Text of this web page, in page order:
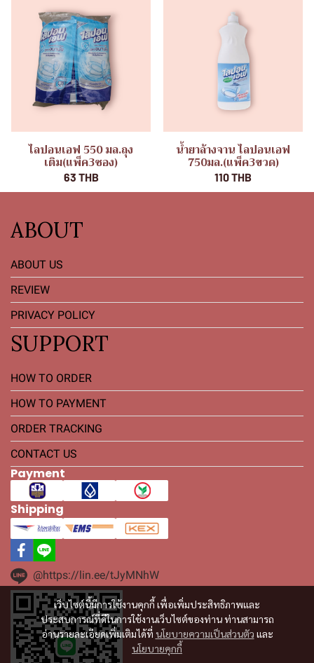
ไลปอนเอฟ 550 มล.ถุง
เติม(แพ็ค3ซอง)
63 THB
น้ำยาล้างจาน ไลปอนเอฟ
750มล.(แพ็ค3ขวด)
110 THB
เว็บไซต์นี้มีการใช้งานคุกกี้ เพื่อเพิ่มประสิทธิภาพและ
ประสบการณ์ที่ดีในการใช้งานเว็บไซต์ของท่าน ท่านสามารถ
อ่านรายละเอียดเพิ่มเติมได้ที่ นโยบายความเป็นส่วนตัว และ
นโยบายคุกกี้
ABOUT
ABOUT US
REVIEW
PRIVACY POLICY
SUPPORT
HOW TO ORDER
HOW TO PAYMENT
ORDER TRACKING
CONTACT US
Payment
Shipping
@https://lin.ee/tJyMNhW